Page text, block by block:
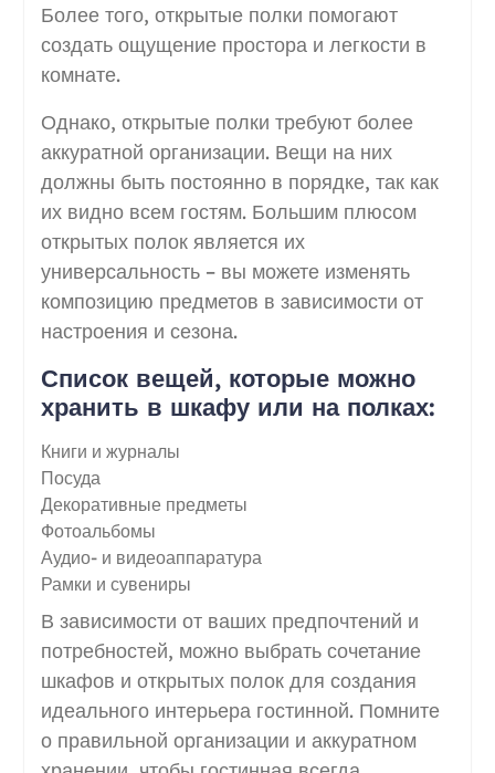
Более того, открытые полки помогают
создать ощущение простора и легкости в
комнате.
Однако, открытые полки требуют более
аккуратной организации. Вещи на них
должны быть постоянно в порядке, так как
их видно всем гостям. Большим плюсом
открытых полок является их
универсальность – вы можете изменять
композицию предметов в зависимости от
настроения и сезона.
Список вещей, которые можно
хранить в шкафу или на полках:
Книги и журналы
Посуда
Декоративные предметы
Фотоальбомы
Аудио- и видеоаппаратура
Рамки и сувениры
В зависимости от ваших предпочтений и
потребностей, можно выбрать сочетание
шкафов и открытых полок для создания
идеального интерьера гостинной. Помните
о правильной организации и аккуратном